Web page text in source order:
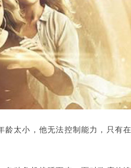
龄太小，他无法控制能力，只有在